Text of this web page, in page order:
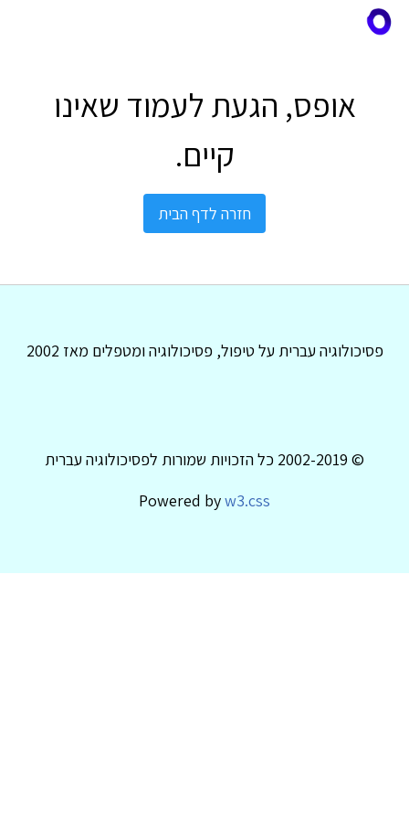
אופס, הגעת לעמוד שאינו
קיים.
חזרה לדף הבית
פסיכולוגיה עברית על טיפול, פסיכולוגיה ומטפלים מאז 2002
© 2002-2019 כל הזכויות שמורות לפסיכולוגיה עברית
Powered byw3.css